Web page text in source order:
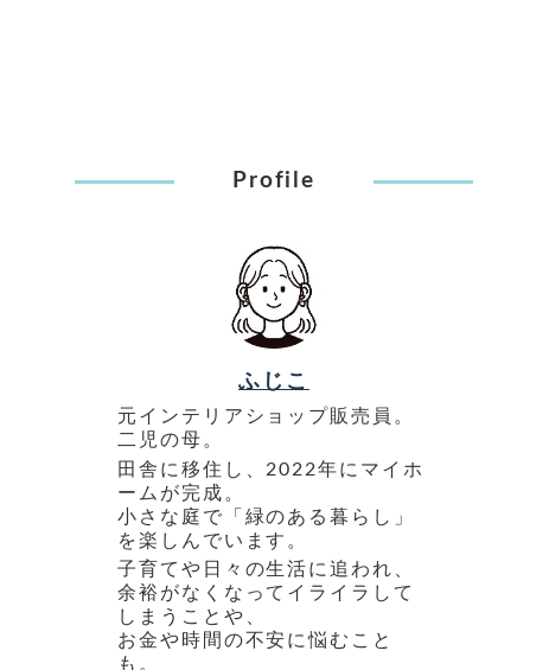
Profile
ふじこ
元インテリアショップ販売員。
二児の母。
田舎に移住し、2022年にマイホ
ームが完成。
小さな庭で「緑のある暮らし」
を楽しんでいます。
子育てや日々の生活に追われ、
余裕がなくなってイライラして
しまうことや、
お金や時間の不安に悩むこと
も。